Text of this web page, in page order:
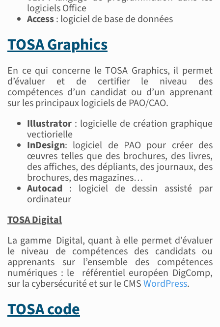
logiciels Office
Access: logiciel de base de données
TOSA Graphics
En ce qui concerne le TOSA Graphics, il permet
d’évaluer et de certifier le niveau des
compétences d’un candidat ou d’un apprenant
sur les principaux logiciels de PAO/CAO.
Illustrator : logicielle de création graphique
vectiorielle
InDesign: logiciel de PAO pour créer des
œuvres telles que des brochures, des livres,
des affiches, des dépliants, des journaux, des
brochures, des magazines…
Autocad: logiciel de dessin assisté par
ordinateur
TOSA Digital
La gamme Digital, quant à elle permet d’évaluer
le niveau de compétences des candidats ou
apprenants sur l’ensemble des compétences
numériques : le référentiel européen DigComp,
sur la cybersécurité et sur le CMSWordPress.
TOSA code